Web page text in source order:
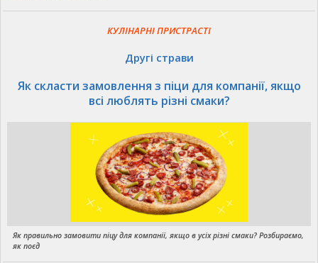
КУЛІНАРНІ ПРИСТРАСТІ
Другі страви
Як скласти замовлення з піци для компанії, якщо
всі люблять різні смаки?
Як правильно замовити піцу для компанії, якщо в усіх різні смаки? Розбираємо,
як поєд